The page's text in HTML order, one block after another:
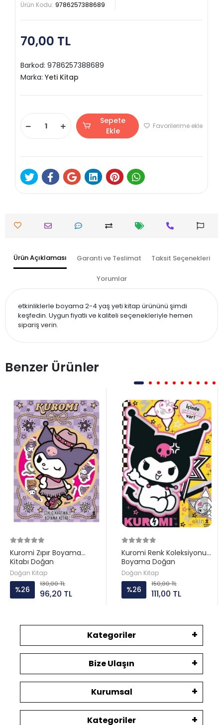
Ürün Kodu: 9786257388689
70,00 TL
Barkod: 9786257388689
Marka: Yeti Kitap
Sepete
Ekle
Favorilerime ekle
Ürün Açıklaması Garanti ve Teslimat Taksit Seçenekleri
Yorumlar
etkinliklerle boyama 2-4 yaş yeti kitap ürününü şimdi
keşfedin. Uygun fiyatlı ve kaliteli seçenekleriyle hemen
sipariş verin.
Benzer Ürünler
Kuromi Zıpır Boyama
Kitabı Doğan
Doğan Kitap
%26
130,00 TL
96,20 TL
Kuromi Renk Koleksiyonu
Boyama Doğan
Doğan Kitap
%26
150,00 TL
111,00 TL
Kategoriler
Bize Ulaşın
Kurumsal
Kategoriler